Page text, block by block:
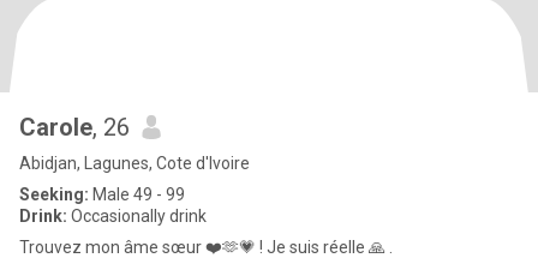
Carole, 26
Abidjan, Lagunes, Cote d'Ivoire
Seeking: Male 49 - 99
Drink: Occasionally drink
Trouvez mon âme sœur ❤️🫶💗 ! Je suis réelle 🙏 .